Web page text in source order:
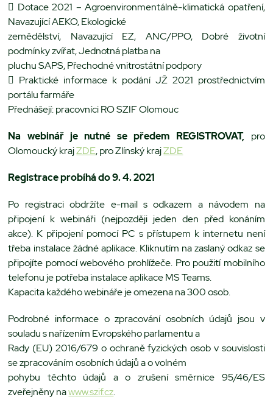
 Dotace 2021 – Agroenvironmentálně-klimatická opatření,
Navazující AEKO, Ekologické
zemědělství, Navazující EZ, ANC/PPO, Dobré životní
podmínky zvířat, Jednotná platba na
pluchu SAPS, Přechodné vnitrostátní podpory
 Praktické informace k podání JŽ 2021 prostřednictvím
portálu farmáře
Přednášejí: pracovníci RO SZIF Olomouc
Na webinář je nutné se předem REGISTROVAT, pro
Olomoucký krajZDE, pro Zlínský krajZDE
Registrace probíhá do 9. 4. 2021
Po registraci obdržíte e-mail s odkazem a návodem na
připojení k webináři (nejpozději jeden den před konáním
akce). K připojení pomocí PC s přístupem k internetu není
třeba instalace žádné aplikace. Kliknutím na zaslaný odkaz se
připojíte pomocí webového prohlížeče. Pro použití mobilního
telefonu je potřeba instalace aplikace MS Teams.
Kapacita každého webináře je omezena na 300 osob.
Podrobné informace o zpracování osobních údajů jsou v
souladu s nařízením Evropského parlamentu a
Rady (EU) 2016/679 o ochraně fyzických osob v souvislosti
se zpracováním osobních údajů a o volném
pohybu těchto údajů a o zrušení směrnice 95/46/ES
zveřejněny nawww.szif.cz.